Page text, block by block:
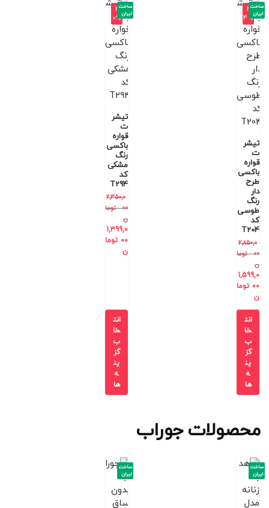
-4
4%
تیشر
ت
قواره
باکسی
طرح
دار
رنگ
طوسی
کد
T204
2,850,0
00
توما
ن
1,599,0
00 توما
ن
ساخت
ایران
انت
خا
ب
گز
ین
ه
ها
-4
0%
تیشر
ت
قواره
باکسی
رنگ
مشکی
کد
T294
2,350,0
00
توما
ن
1,399,0
00 توما
ن
ساخت
ایران
انت
خا
ب
گز
ین
ه
ها
محصولات جوراب
ساخت
ایران
ساخت
ایران